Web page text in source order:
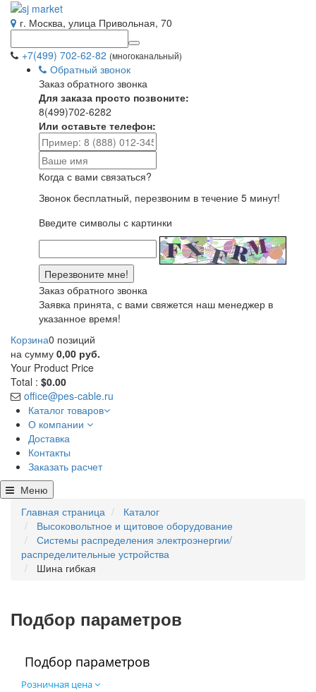
г. Москва, улица Привольная, 70
+7(499) 702-62-82 (многоканальный)
Обратный звонок
Заказ обратного звонка
Для заказа просто позвоните:
8(499)702-6282
Или оставьте телефон:
Когда с вами связаться?
Звонок бесплатный, перезвоним в течение 5 минут!
Введите символы с картинки
Заказ обратного звонка
Заявка принята, с вами свяжется наш менеджер в
указанное время!
Корзина0 позиций
на сумму 0,00 руб.
Your Product Price
Total : $0.00
office@pes-cable.ru
Каталог товаров
О компании
Доставка
Контакты
Заказать расчет
Меню
Главная страница
Каталог
Высоковольтное и щитовое оборудование
Системы распределения электроэнергии/
распределительные устройства
Шина гибкая
Подбор параметров
Подбор параметров
Розничная цена